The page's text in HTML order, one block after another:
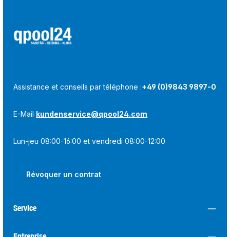
Assistance et conseils par téléphone :+49 (0)9843 9897-0
E-Mail kundenservice@qpool24.com
Lun-jeu 08:00-16:00 et vendredi 08:00-12:00
Révoquer un contrat
Service